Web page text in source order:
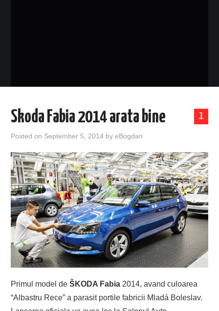
1
Skoda Fabia 2014 arata bine
Posted on September 5, 2014 byeBogdan
Primul model deŠKODA Fabia 2014, avand culoarea
“Albastru Rece” a parasit portile fabricii Mladá Boleslav.